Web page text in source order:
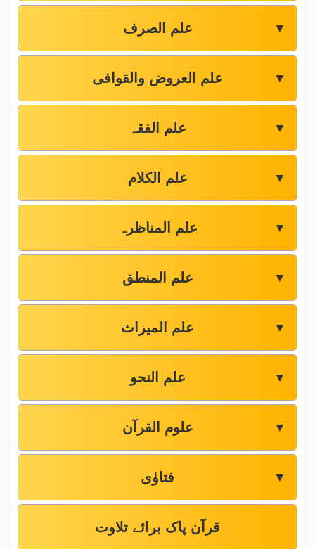
علم الصرف ▼
علم العروض والقوافی ▼
علم الفقہ ▼
علم الکلام ▼
علم المناظرہ ▼
علم المنطق ▼
علم المیراث ▼
علم النحو ▼
علوم القرآن ▼
فتاوٰی ▼
قرآن پاک برائے تلاوت